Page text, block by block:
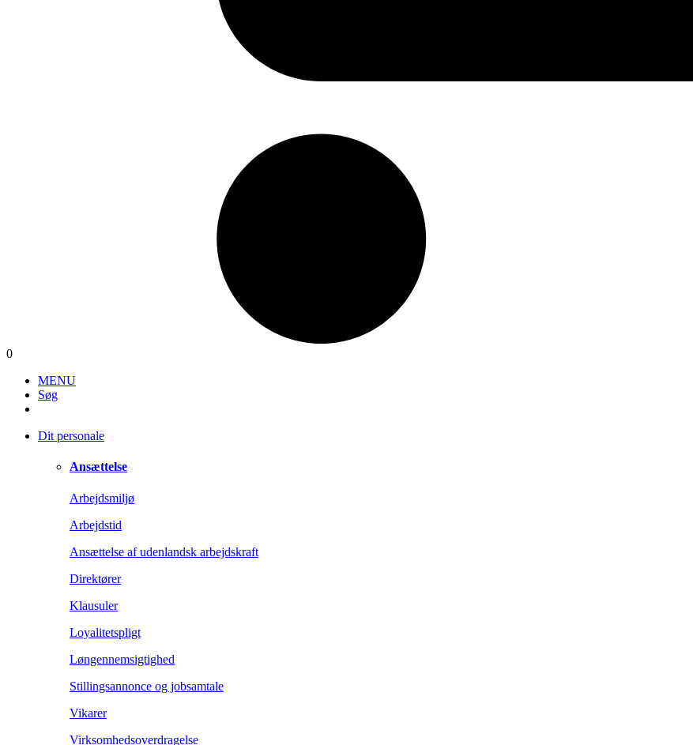
0
MENU
Søg
Dit personale
Ansættelse
Arbejdsmiljø
Arbejdstid
Ansættelse af udenlandsk arbejdskraft
Direktører
Klausuler
Loyalitetspligt
Løngennemsigtighed
Stillingsannonce og jobsamtale
Vikarer
Virksomhedsoverdragelse